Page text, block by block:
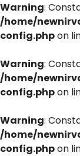
Warning:
/home/
config.phpon
Warning:
/home/
config.phpon
Warning:
/home/
config.phpon